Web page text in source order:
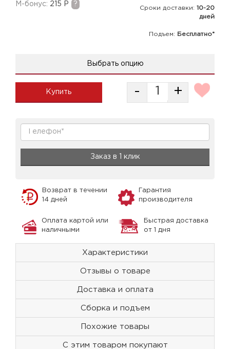
M-бонус: 215 Р ?
Сроки доставки: 10-20
дней
Подъем: Бесплатно*
Выбрать опцию
Купить - +
Заказ в 1 клик
Возврат в течении
14 дней
Гарантия
производителя
Оплата картой или
наличными
Быстрая доставка
от 1 дня
Характеристики
Отзывы о товаре
Доставка и оплата
Сборка и подъем
Похожие товары
С этим товаром покупают